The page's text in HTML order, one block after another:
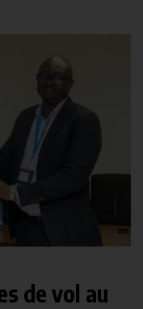
de vol au